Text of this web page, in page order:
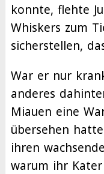
konnte, flehte
Whiskers zum
sicherstellen,
War er nur
anderes
Miauen eine
übersehen
ihren
warum ihr